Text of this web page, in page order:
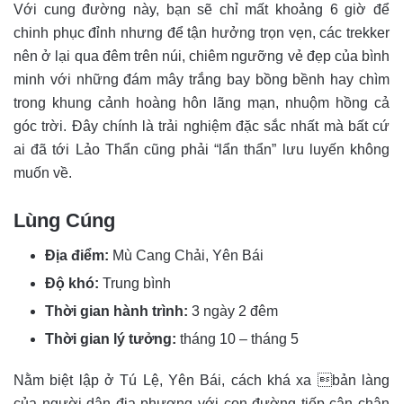
Với cung đường này, bạn sẽ chỉ mất khoảng 6 giờ để
chinh phục đỉnh nhưng để tận hưởng trọn vẹn, các trekker
nên ở lại qua đêm trên núi, chiêm ngưỡng vẻ đẹp của bình
minh với những đám mây trắng bay bồng bềnh hay chìm
trong khung cảnh hoàng hôn lãng mạn, nhuộm hồng cả
góc trời. Đây chính là trải nghiệm đặc sắc nhất mà bất cứ
ai đã tới Lảo Thẩn cũng phải “lẩn thẩn” lưu luyến không
muốn về.
Lùng Cúng
Địa điểm: Mù Cang Chải, Yên Bái
Độ khó: Trung bình
Thời gian hành trình: 3 ngày 2 đêm
Thời gian lý tưởng: tháng 10 – tháng 5
Nằm biệt lập ở Tú Lệ, Yên Bái, cách khá xa bản làng